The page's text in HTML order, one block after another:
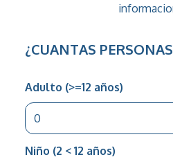
¿CUANTAS
Adulto (>=12 años)
Niño (2 < 12 años)